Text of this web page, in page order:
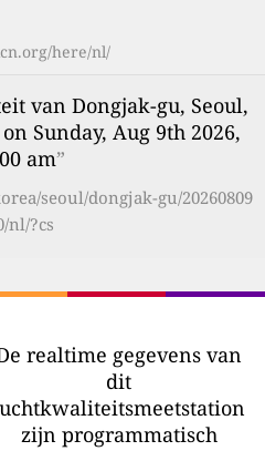
here/nl/
van Dongjak-gu, Seoul,
Sunday, Aug 9th 2026,
am”
seoul/dongjak-gu/20260809
nl/?cs
realtime gegevens van
dit
zijn programmatisch